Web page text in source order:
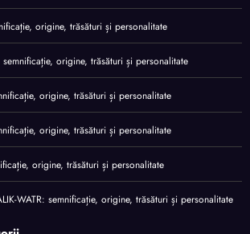
origine, trăsături și personalitate
semnificație, origine, trăsături și personalitate
origine, trăsături și personalitate
origine, trăsături și personalitate
origine, trăsături și personalitate
WATR: semnificație, origine, trăsături și personalitate